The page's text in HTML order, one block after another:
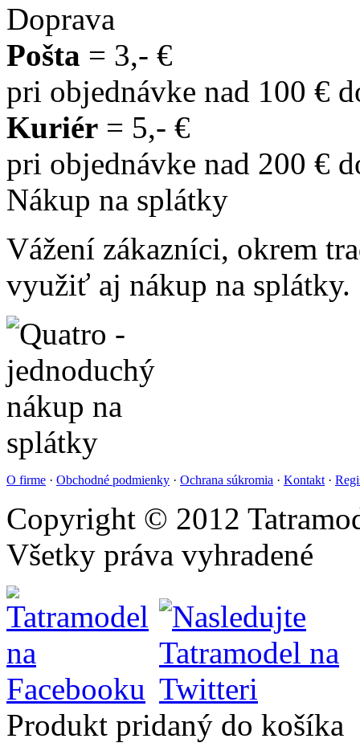
Doprava
Pošta = 3,- €
pri objednávke nad 100 €
Kuriér = 5,- €
pri objednávke nad 200 €
Nákup na splátky
Vážení zákazníci, okrem
využiť aj nákup na splátky.
O firme · Obchodné podmienky · Ochrana súkromia · Kontakt ·
Copyright © 2012
Všetky práva vyhradené
Produkt pridaný do košíka